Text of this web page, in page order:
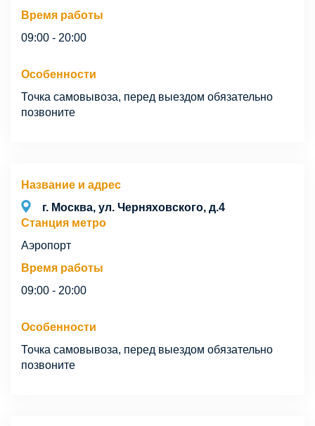
Время работы
09:00 - 20:00
Особенности
Точка самовывоза, перед выездом обязательно
позвоните
Название и адрес
г. Москва, ул. Черняховского, д.4
Станция метро
Аэропорт
Время работы
09:00 - 20:00
Особенности
Точка самовывоза, перед выездом обязательно
позвоните